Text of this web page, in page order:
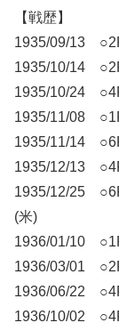
【戦歴】
1935/09/13
1935/10/14
1935/10/24
1935/11/08
1935/11/14
1935/12/13
1935/12/25
(米)
1936/01/10
1936/03/01
1936/06/22
1936/10/02